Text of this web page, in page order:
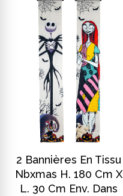
2 Bannières En Tissu
Nbxmas H. 180 Cm X
L. 30 Cm Env. Dans